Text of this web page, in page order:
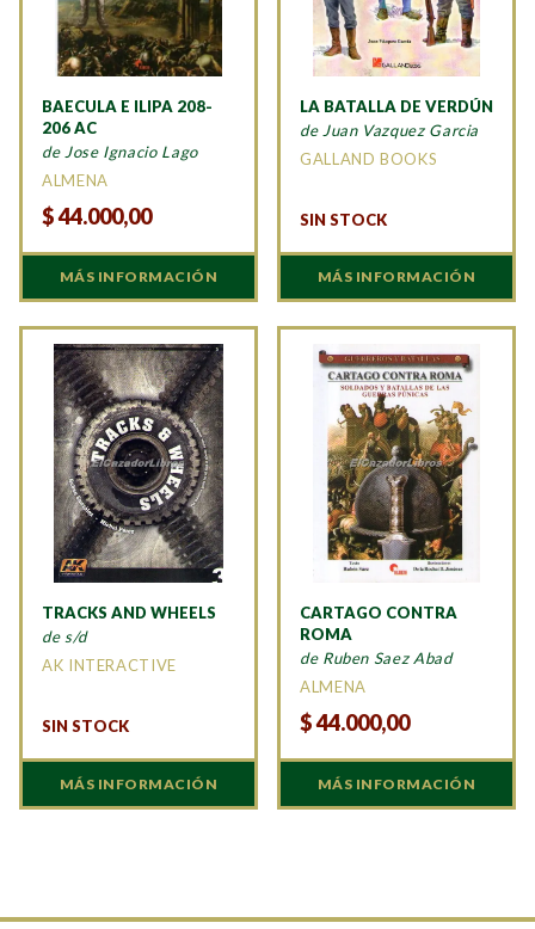
BAECULA E ILIPA 208-
206 AC
de Jose Ignacio Lago
ALMENA
$44.000,00
MÁS INFORMACIÓN
LA BATALLA DE VERDÚN
de Juan Vazquez Garcia
GALLAND BOOKS
SIN STOCK
MÁS INFORMACIÓN
TRACKS AND WHEELS
de s/d
AK INTERACTIVE
SIN STOCK
MÁS INFORMACIÓN
CARTAGO CONTRA
ROMA
de Ruben Saez Abad
ALMENA
$44.000,00
MÁS INFORMACIÓN